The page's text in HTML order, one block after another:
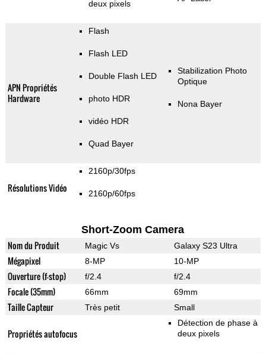
deux pixels
APN Propriétés
Hardware
Flash
Flash LED
Double Flash LED
photo HDR
vidéo HDR
Quad Bayer
Stabilization Photo
Optique
Nona Bayer
Résolutions Vidéo
2160p/30fps
2160p/60fps
Short-Zoom Camera
Nom du Produit Magic Vs Galaxy S23 Ultra
Mégapixel 8-MP 10-MP
Ouverture (f-stop) f/2.4 f/2.4
Focale (35mm) 66mm 69mm
Taille Capteur Très petit Small
Propriétés autofocus
Détection de phase à
deux pixels